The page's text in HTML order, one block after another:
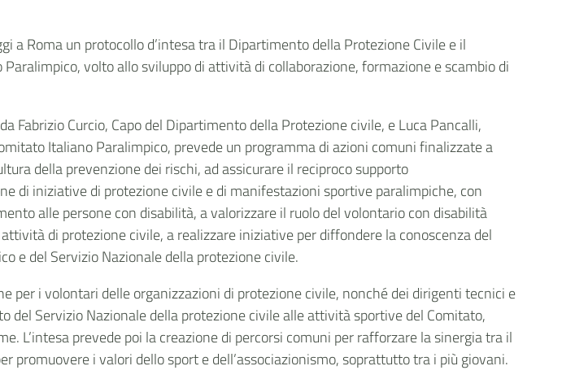
a Roma un protocollo d’intesa tra il Dipartimento della Protezione Civile e il
volto allo sviluppo di attività di collaborazione, formazione e scambio di
Fabrizio Curcio, Capo del Dipartimento della Protezione civile, e Luca Pancalli,
Italiano Paralimpico, prevede un programma di azioni comuni finalizzate a
della prevenzione dei rischi, ad assicurare il reciproco supporto
di iniziative di protezione civile e di manifestazioni sportive paralimpiche, con
alle persone con disabilità, a valorizzare il ruolo del volontario con disabilità
di protezione civile, a realizzare iniziative per diffondere la conoscenza del
e del Servizio Nazionale della protezione civile.
per i volontari delle organizzazioni di protezione civile, nonché dei dirigenti tecnici e
Servizio Nazionale della protezione civile alle attività sportive del Comitato,
L’intesa prevede poi la creazione di percorsi comuni per rafforzare la sinergia tra il
i valori dello sport e dell’associazionismo, soprattutto tra i più giovani.